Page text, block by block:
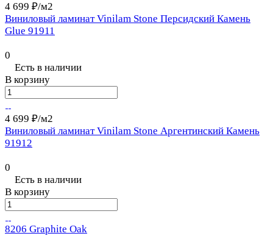
4 699 ₽/м2
Виниловый ламинат Vinilam Stone Персидский Камень
Glue 91911
0
Есть в наличии
В корзину
4 699 ₽/м2
Виниловый ламинат Vinilam Stone Аргентинский Камень
91912
0
Есть в наличии
В корзину
8206 Graphite Oak